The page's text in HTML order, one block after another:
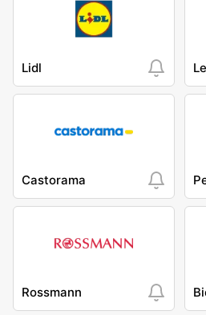
Lidl
Castorama
Rossmann